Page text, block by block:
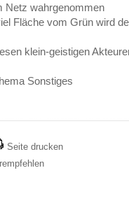
Netz wahrgenommen
Fläche vom Grün wird
klein-geistigen
Sonstiges
Seite drucken